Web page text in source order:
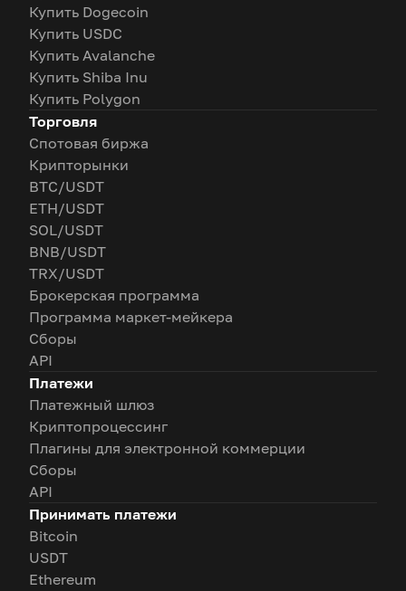
Купить Dogecoin
Купить USDC
Купить Avalanche
Купить Shiba Inu
Купить Polygon
Торговля
Спотовая биржа
Крипторынки
BTC/USDT
ETH/USDT
SOL/USDT
BNB/USDT
TRX/USDT
Брокерская программа
Программа маркет-мейкера
Сборы
API
Платежи
Платежный шлюз
Криптопроцессинг
Плагины для электронной коммерции
Сборы
API
Принимать платежи
Bitcoin
USDT
Ethereum